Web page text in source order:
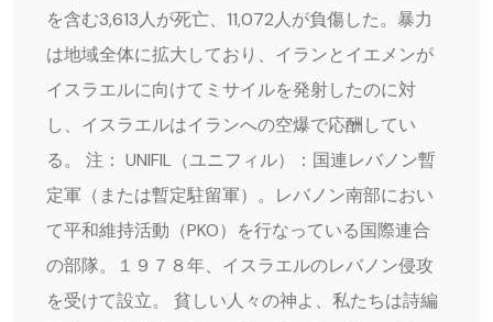
を含む3,613人が死亡、11,072人が負傷した。暴力
は地域全体に拡大しており、イランとイエメンが
イスラエルに向けてミサイルを発射したのに対
し、イスラエルはイランへの空爆で応酬してい
る。 注： UNIFIL（ユニフィル）：国連レバノン暫
定軍（または暫定駐留軍）。レバノン南部におい
て平和維持活動（PKO）を行なっている国際連合
の部隊。１９７８年、イスラエルのレバノン侵攻
を受けて設立。 貧しい人々の神よ、私たちは詩編